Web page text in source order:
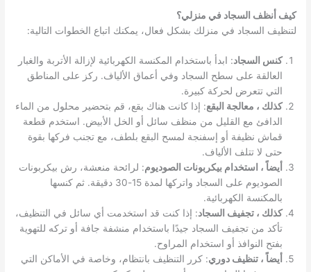
كيف أنظف السجاد في منزلي؟
لتنظيف السجاد في منزلك بشكل فعال، يمكنك اتباع الخطوات التالية:
كنس السجاد: ابدأ باستخدام المكنسة الكهربائية لإزالة الأتربة والغبار
العالقة على سطح السجاد وفي أعماق الألياف. ركز على المناطق
التي تتعرض لحركة كبيرة.
كذلك ، معالجة البقع: إذا كانت هناك بقع، قم بتحضير محلول من الماء
الدافئ مع القليل من منظف سائل أو الخل الأبيض. استخدم قطعة
قماش نظيفة أو إسفنجة لمسح البقع بلطف، مع تجنب فركها بقوة
حتى لا تتلف الألياف.
أيضاً ، استخدام بيكربونات الصوديوم: لرائحة منعشة، رش بيكربونات
الصوديوم على السجاد واتركها لمدة 15-30 دقيقة. ثم كنسها
بالمكنسة الكهربائية.
كذلك ، تجفيف السجاد: إذا كنت قد استخدمت أي سائل في التنظيف،
تأكد من تجفيف السجاد جيدًا باستخدام منشفة جافة أو تركه للتهوية
بفتح النوافذ أو استخدام المراوح.
أيضاً ، تنظيف دوري: كرر التنظيف بانتظام، وخاصة في الأماكن التي